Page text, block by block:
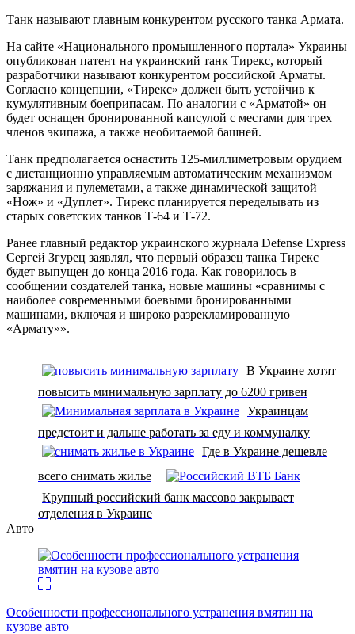
Танк называют главным конкурентом русского танка Армата.
На сайте «Национального промышленного портала» Украины
опубликован патент на украинский танк Тирекс, который
разработчики называют конкурентом российской Арматы.
Согласно концепции, «Тирекс» должен быть устойчив к
кумулятивным боеприпасам. По аналогии с «Арматой» он
будет оснащен бронированной капсулой с местами для трех
членов экипажа, а также необитаемой башней.
Танк предполагается оснастить 125-миллиметровым орудием
с дистанционно управляемым автоматическим механизмом
заряжания и пулеметами, а также динамической защитой
«Нож» и «Дуплет». Тирекс планируется переделывать из
старых советских танков Т-64 и Т-72.
Ранее главный редактор украинского журнала Defense Express
Сергей Згурец заявлял, что первый образец танка Тирекс
будет выпущен до конца 2016 года. Как говорилось в
сообщении создателей танка, новые машины «сравнимы с
наиболее современными боевыми бронированными
машинами, включая и широко разрекламированную
«Армату»».
В Украине хотят
повысить минимальную зарплату до 6200 гривен
Украинцам
предстоит и дальше работать за еду и коммуналку
Где в Украине дешевле
всего снимать жилье
Крупный российский банк массово закрывает
отделения в Украине
Авто
Особенности профессионального устранения вмятин на
кузове авто